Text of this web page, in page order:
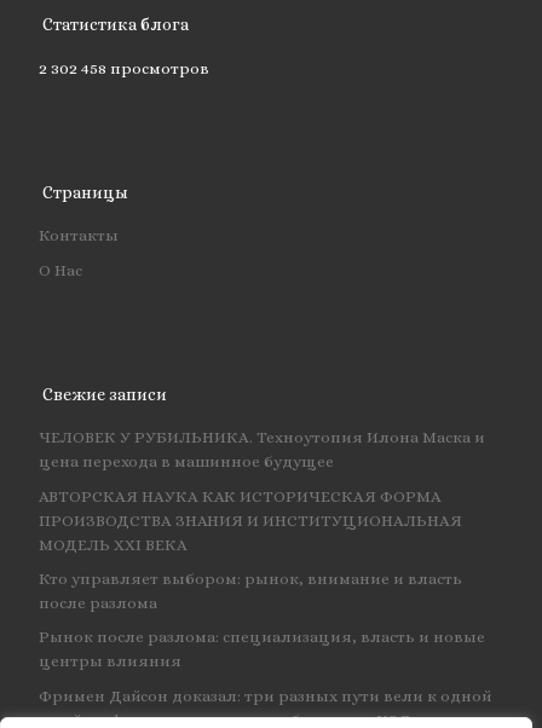
Статистика блога
2 302 458 просмотров
Страницы
Контакты
О Нас
Свежие записи
ЧЕЛОВЕК У РУБИЛЬНИКА. Техноутопия Илона Маска и
цена перехода в машинное будущее
АВТОРСКАЯ НАУКА КАК ИСТОРИЧЕСКАЯ ФОРМА
ПРОИЗВОДСТВА ЗНАНИЯ И ИНСТИТУЦИОНАЛЬНАЯ
МОДЕЛЬ XXI ВЕКА
Кто управляет выбором: рынок, внимание и власть
после разлома
Рынок после разлома: специализация, власть и новые
центры влияния
Фримен Дайсон доказал: три разных пути вели к одной
и той же физике — и навсегда объединил КЭД